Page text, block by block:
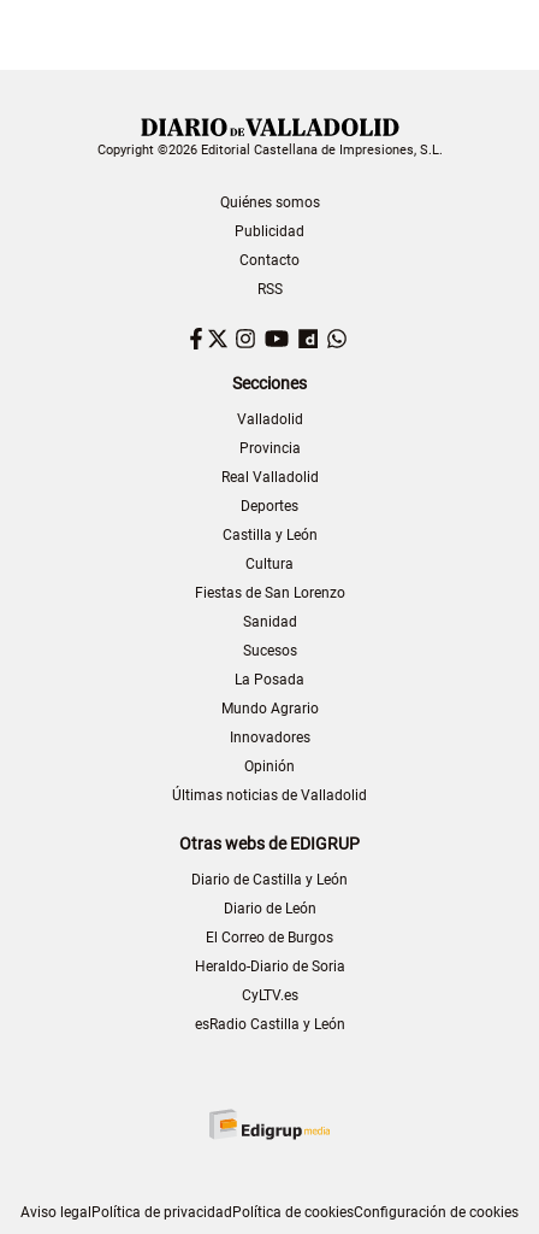
Copyright ©2026 Editorial Castellana de Impresiones, S.L.
Quiénes somos
Publicidad
Contacto
RSS
Facebook
TwitterInstagram
YouTubeDailymotion
Secciones
Valladolid
Provincia
Real Valladolid
Deportes
Castilla y León
Cultura
Fiestas de San Lorenzo
Sanidad
Sucesos
La Posada
Mundo Agrario
Innovadores
Opinión
Últimas noticias de Valladolid
Otras webs de EDIGRUP
Diario de Castilla y León
Diario de León
El Correo de Burgos
Heraldo-Diario de Soria
CyLTV.es
esRadio Castilla y León
Aviso legalPolítica de privacidadPolítica de cookiesConfiguración de cookies